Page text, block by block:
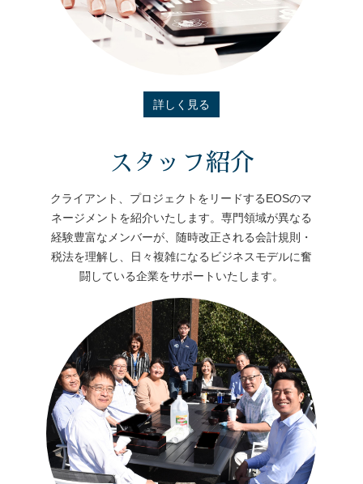
詳しく見る
スタッフ紹介
クライアント、プロジェクトをリードするEOSのマ
ネージメントを紹介いたします。専門領域が異なる
経験豊富なメンバーが、随時改正される会計規則・
税法を理解し、日々複雑になるビジネスモデルに奮
闘している企業をサポートいたします。